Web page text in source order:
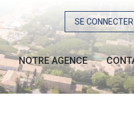
SE CONNECTER
NOTRE AGENCE